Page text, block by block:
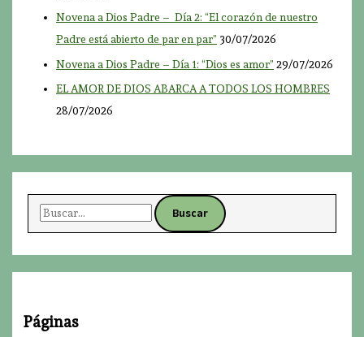
Novena a Dios Padre – Día 2: “El corazón de nuestro
Padre está abierto de par en par” 30/07/2026
Novena a Dios Padre – Día 1: “Dios es amor” 29/07/2026
EL AMOR DE DIOS ABARCA A TODOS LOS HOMBRES
28/07/2026
B
c
r
Páginas